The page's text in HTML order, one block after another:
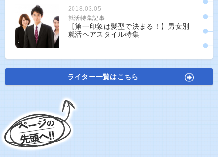
2018.03.05
就活特集記事
【第一印象は髪型で決まる！】男女別
就活ヘアスタイル特集
ライター一覧はこちら